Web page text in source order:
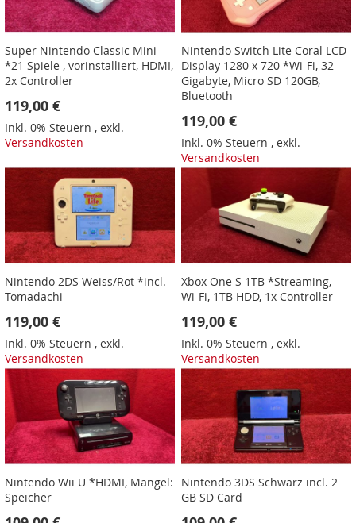
Super Nintendo Classic Mini
*21 Spiele , vorinstalliert, HDMI,
2x Controller
119,00 €
Inkl. 0% Steuern , exkl.
Versandkosten
Nintendo Switch Lite Coral LCD
Display 1280 x 720 *Wi-Fi, 32
Gigabyte, Micro SD 120GB,
Bluetooth
119,00 €
Inkl. 0% Steuern ,exkl.
Versandkosten
Nintendo 2DS Weiss/Rot *incl.
Tomadachi
119,00 €
Inkl. 0% Steuern , exkl.
Versandkosten
Xbox One S 1TB *Streaming,
Wi-Fi, 1TB HDD, 1x Controller
119,00 €
Inkl. 0% Steuern ,exkl.
Versandkosten
Nintendo Wii U *HDMI, Mängel:
Speicher
Nintendo 3DS Schwarz incl. 2
GB SD Card